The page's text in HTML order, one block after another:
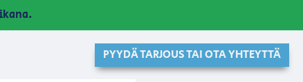
PYYDÄ TARJOUS TAI OTA YHTEYTTÄ